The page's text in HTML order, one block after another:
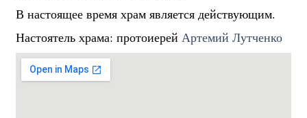
В настоящее время храм является действующим.
Настоятель храма: протоиерей Артемий Лутченко